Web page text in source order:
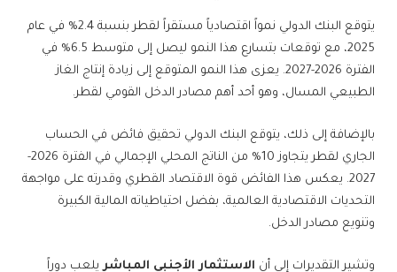
يتوقع البنك الدولي نمواً اقتصادياً مستقراً لقطر بنسبة 2.4% في عام
2025، مع توقعات بتسارع هذا النمو ليصل إلى متوسط 6.5% في
الفترة 2026-2027. يعزى هذا النمو المتوقع إلى زيادة إنتاج الغاز
الطبيعي المسال، وهو أحد أهم مصادر الدخل القومي لقطر.
بالإضافة إلى ذلك، يتوقع البنك الدولي تحقيق فائض في الحساب
الجاري لقطر يتجاوز 10% من الناتج المحلي الإجمالي في الفترة 2026-
2027. يعكس هذا الفائض قوة الاقتصاد القطري وقدرته على مواجهة
التحديات الاقتصادية العالمية، بفضل احتياطياته المالية الكبيرة
وتنويع مصادر الدخل.
وتشير التقديرات إلى أن الاستثمار الأجنبي المباشريلعب دوراً